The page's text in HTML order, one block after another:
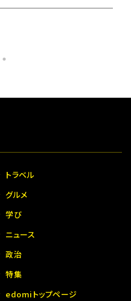
トラベル
グルメ
学び
ニュース
政治
特集
edomiトップページ